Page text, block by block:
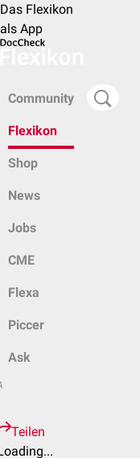
Das Flexikon
als App
Community
Flexikon
Shop
News
Jobs
CME
Flexa
Piccer
Ask
Teilen